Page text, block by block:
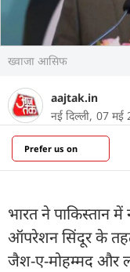
ख्वाजा आसिफ
aajtak.in
नई दिल्ली, 07 मई
Prefer us on
भारत ने पाकिस्तान
ऑपरेशन सिंदूर के तहत
जैश-ए-मोहम्मद और